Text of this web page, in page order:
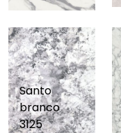
Santo
branco
3125